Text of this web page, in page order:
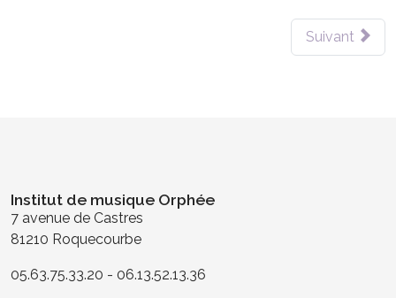
Suivant
Institut de musique Orphée
7 avenue de Castres
81210 Roquecourbe
05.63.75.33.20 - 06.13.52.13.36